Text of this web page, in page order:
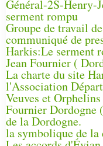
Général-2S-Henry-
serment rompu
Groupe de travail
communiqué de
Harkis:Le serment
Jean Fournier (
La charte du site
l'Association
Veuves et
Fournier Dordogne
de la Dordogne.
la symbolique de la